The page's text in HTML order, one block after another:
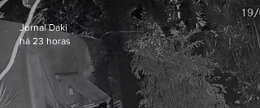
Jornal Daki
há 23 horas